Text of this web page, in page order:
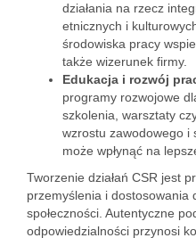
działania na rzecz
etnicznych i
środowiska pracy
także wizerunek firmy.
Edukacja i rozwój
programy rozwojowe
szkolenia, warsztaty
wzrostu zawodowego i
może wpłynąć na
Tworzenie działań CSR jest
przemyślenia i dostosowania
społeczności. Autentyczne
odpowiedzialności przynosi